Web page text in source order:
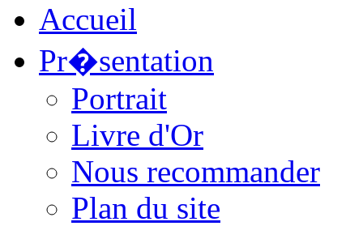
Accueil
Pr�sentation
Portrait
Livre d'Or
Nous recommander
Plan du site